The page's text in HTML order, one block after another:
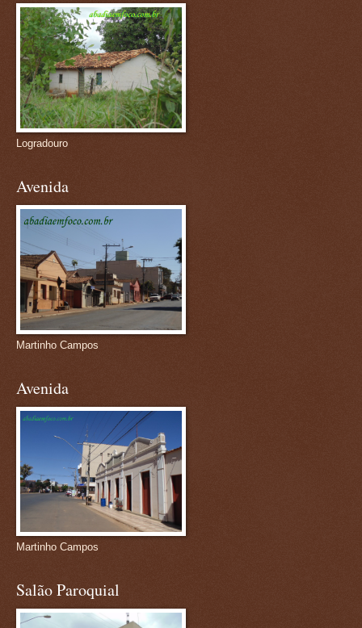
Logradouro
Avenida
Martinho Campos
Avenida
Martinho Campos
Salão Paroquial